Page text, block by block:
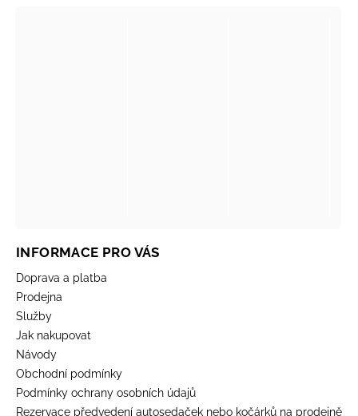
INFORMACE PRO VÁS
Doprava a platba
Prodejna
Služby
Jak nakupovat
Návody
Obchodní podmínky
Podmínky ochrany osobních údajů
Rezervace předvedení autosedaček nebo kočárků na prodejně